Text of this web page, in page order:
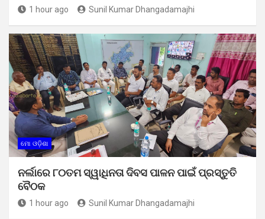
1 hour ago Sunil Kumar Dhangadamajhi
ମୋ ଓଡ଼ିଶା
ନର୍ଲାରେ ୮୦ତମ ସ୍ୱାଧିନତା ଦିବସ ପାଳନ ପାଇଁ ପ୍ରସ୍ତୁତି
ବୈଠକ
1 hour ago Sunil Kumar Dhangadamajhi